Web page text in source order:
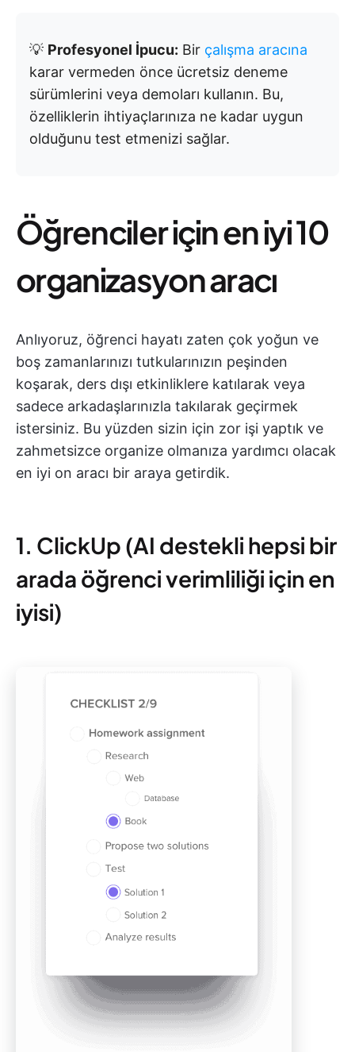
💡 Profesyonel İpucu: Bir çalışma aracına
karar vermeden önce ücretsiz deneme
sürümlerini veya demoları kullanın. Bu,
özelliklerin ihtiyaçlarınıza ne kadar uygun
olduğunu test etmenizi sağlar.
Öğrenciler için en iyi 10
organizasyon aracı
Anlıyoruz, öğrenci hayatı zaten çok yoğun ve
boş zamanlarınızı tutkularınızın peşinden
koşarak, ders dışı etkinliklere katılarak veya
sadece arkadaşlarınızla takılarak geçirmek
istersiniz. Bu yüzden sizin için zor işi yaptık ve
zahmetsizce organize olmanıza yardımcı olacak
en iyi on aracı bir araya getirdik.
1. ClickUp (AI destekli hepsi bir
arada öğrenci verimliliği için en
iyisi)